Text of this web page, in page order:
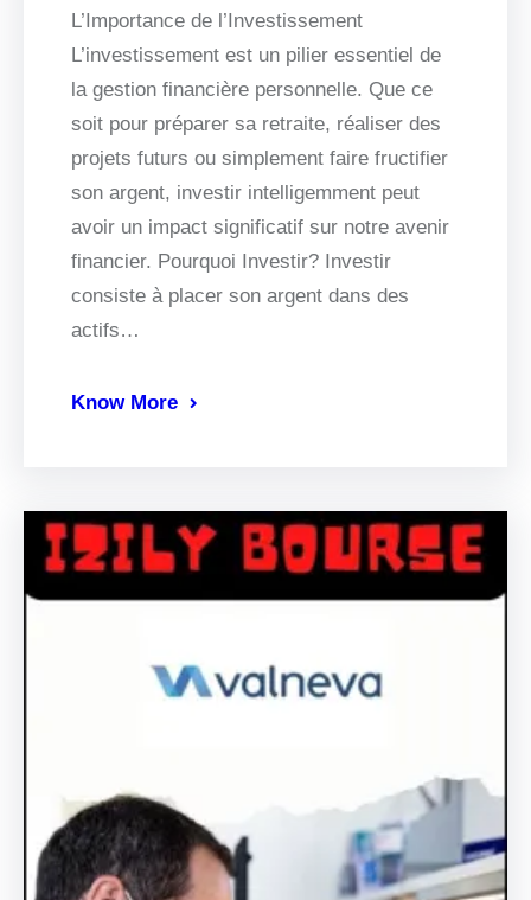
L’Importance de l’Investissement
L’investissement est un pilier essentiel de
la gestion financière personnelle. Que ce
soit pour préparer sa retraite, réaliser des
projets futurs ou simplement faire fructifier
son argent, investir intelligemment peut
avoir un impact significatif sur notre avenir
financier. Pourquoi Investir? Investir
consiste à placer son argent dans des
actifs…
Know More